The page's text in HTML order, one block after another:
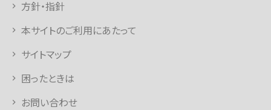
方針・指針
本サイトのご利用にあたって
サイトマップ
困ったときは
お問い合わせ